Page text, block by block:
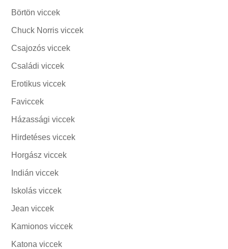
Börtön viccek
Chuck Norris viccek
Csajozós viccek
Családi viccek
Erotikus viccek
Faviccek
Házassági viccek
Hirdetéses viccek
Horgász viccek
Indián viccek
Iskolás viccek
Jean viccek
Kamionos viccek
Katona viccek